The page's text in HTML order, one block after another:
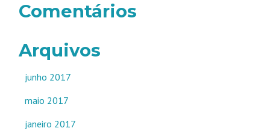
Comentários
Arquivos
junho 2017
maio 2017
janeiro 2017